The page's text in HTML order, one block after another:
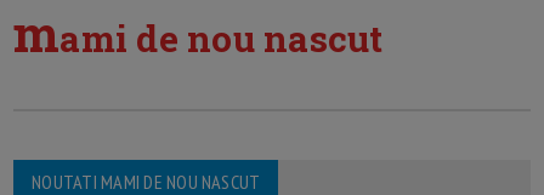
mami de nou nascut
NOUTATI MAMI DE NOU NASCUT